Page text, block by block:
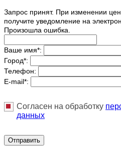
Запрос принят. При изменении
получите уведомление на
Произошла ошибка.
Ваше имя*:
Город*:
Телефон:
E-mail*:
Согласен на обработку
данных
Отправить